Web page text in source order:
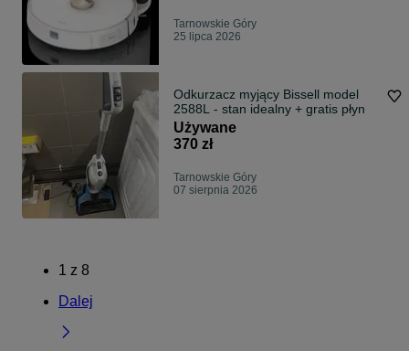
Tarnowskie Góry
25 lipca 2026
Odkurzacz myjący Bissell model
2588L - stan idealny + gratis płyn
Używane
370 zł
Tarnowskie Góry
07 sierpnia 2026
1 z 8
Dalej